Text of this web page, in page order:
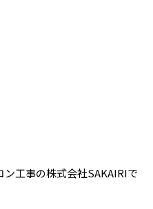
工事の株式会社SAKAIRIで